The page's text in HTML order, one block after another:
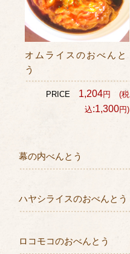
オムライスのおべんと
う
PRICE 1,204円
(税
込:1,300円)
幕の内べんとう
ハヤシライスのおべんとう
ロコモコのおべんとう